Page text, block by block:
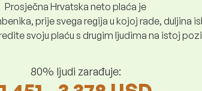
Prosječna Hrvatska neto plaća je
prije svega regija u kojoj rade, duljina
svoju plaću s drugim ljudima na istoj
80% ljudi zarađuje: